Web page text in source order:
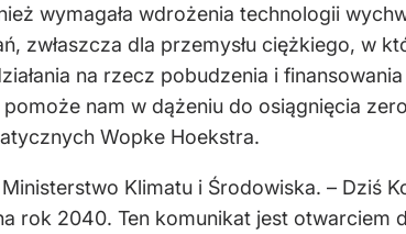
wymagała wdrożenia technologii
zwłaszcza dla przemysłu ciężkiego, w
na rzecz pobudzenia i
nam w dążeniu do osiągnięcia
Wopke Hoekstra.
Klimatu i Środowiska. – Dziś
rok 2040. Ten komunikat jest otwarciem